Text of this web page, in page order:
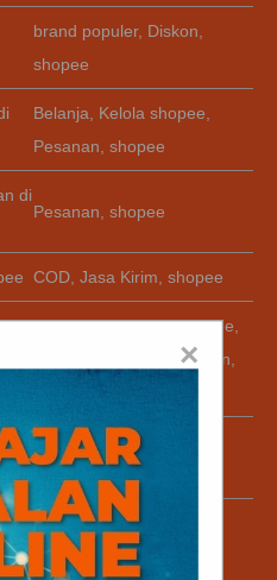
brand populer, Diskon,
shopee
Belanja, Kelola shopee,
Pesanan, shopee
di
Pesanan, shopee
COD, Jasa Kirim, shopee
brand produk lokal shopee,
Promo Ramadhan,
Saldo Shopee,
harga termurah
lebay, shopee
×